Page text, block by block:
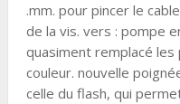
.mm. pour pincer le
de la vis. vers : pompe
quasiment remplacé les
couleur. nouvelle
celle du flash, qui